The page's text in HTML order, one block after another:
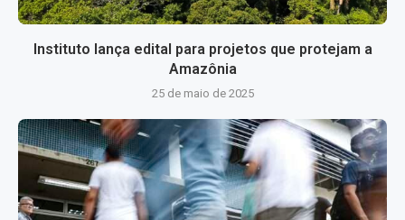
Instituto lança edital para projetos que protejam a
Amazônia
25 de maio de 2025